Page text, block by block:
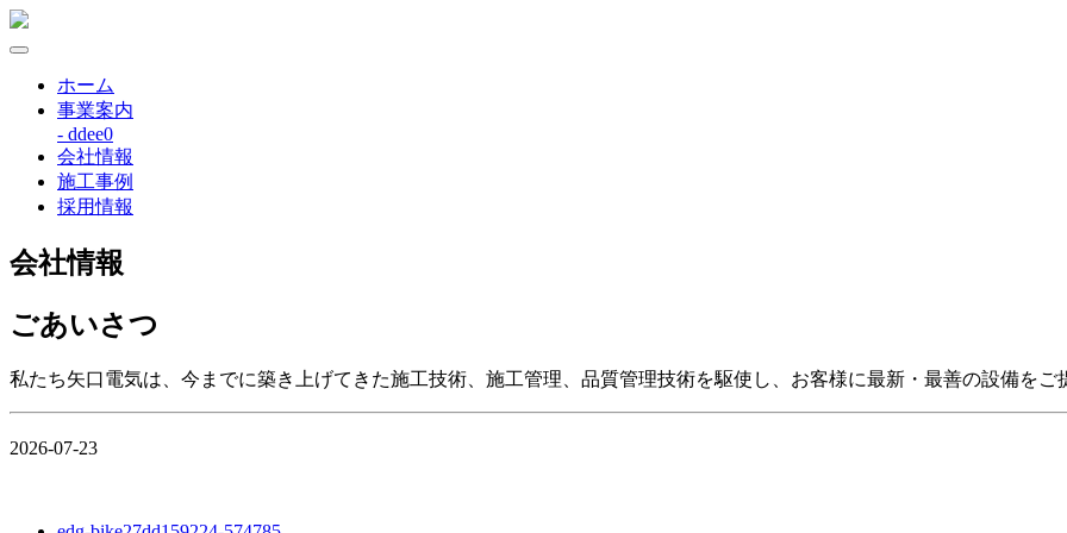
ホーム
事業案内
- ddee0
会社情報
施工事例
採用情報
会社情報
ごあいさつ
私たち矢口電気は、今までに築き上げてきた施工技術、施工管理、品質管理技術を駆使し、お客様に最新・最善の設備をご
2026-07-23